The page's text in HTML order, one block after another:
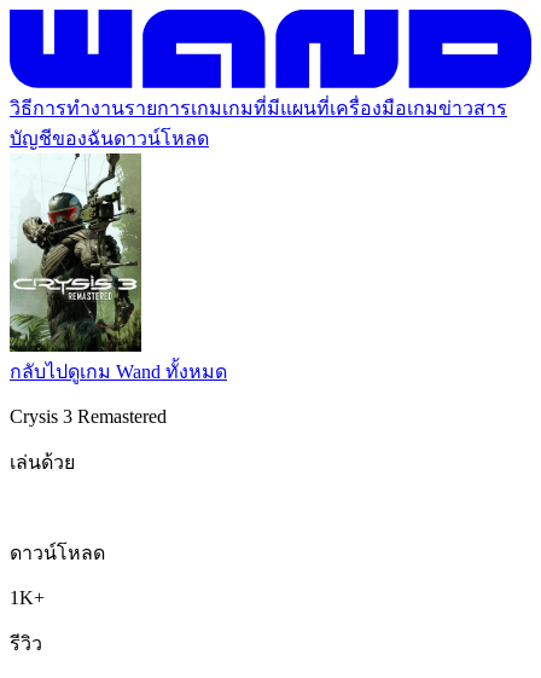
วิธีการทำงานรายการเกมเกมที่มีแผนที่เครื่องมือเกมข่าวสาร
บัญชีของฉันดาวน์โหลด
กลับไปดูเกม Wand ทั้งหมด
Crysis 3 Remastered
เล่นด้วย
ดาวน์โหลด
1K+
รีวิว